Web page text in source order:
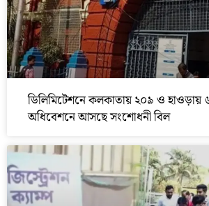
ডিলিমিটেশনে কলকাতায় ২০৯ ও হাওড়ায়
অধিবেশনে আসছে সংশোধনী বিল